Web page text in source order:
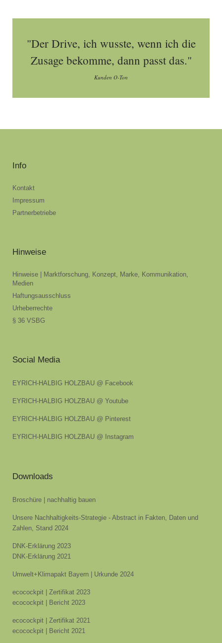
"Der Drive, ich wusste, wenn ich die
Zusage bekomme, dann passt das."
Kunden O-Ton
Info
Kontakt
Impressum
Partnerbetriebe
Hinweise
Hinweise | Marktforschung, Konzept, Marke, Kommunikation,
Medien
Haftungsausschluss
Urheberrechte
§ 36 VSBG
Social Media
EYRICH-HALBIG HOLZBAU @ Facebook
EYRICH-HALBIG HOLZBAU @ Youtube
EYRICH-HALBIG HOLZBAU @ Pinterest
EYRICH-HALBIG HOLZBAU @ Instagram
Downloads
Broschüre | nachhaltig bauen
Unsere Nachhaltigkeits-Strategie - Abstract in Fakten, Daten und
Zahlen, Stand 2024
DNK-Erklärung 2023
DNK-Erklärung 2021
Umwelt+Klimapakt Bayern | Urkunde 2024
ecocockpit | Zertifikat 2023
ecocockpit | Bericht 2023
ecocockpit | Zertifikat 2021
ecocockpit | Bericht 2021